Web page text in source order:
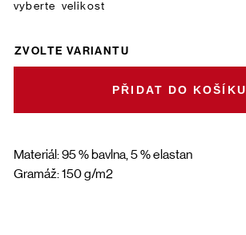
Materiál: 95 % bavlna, 5 % elastan
Gramáž: 150 g/m2
velikost
ZVOLTE VARIANTU
DO KOŠÍKU